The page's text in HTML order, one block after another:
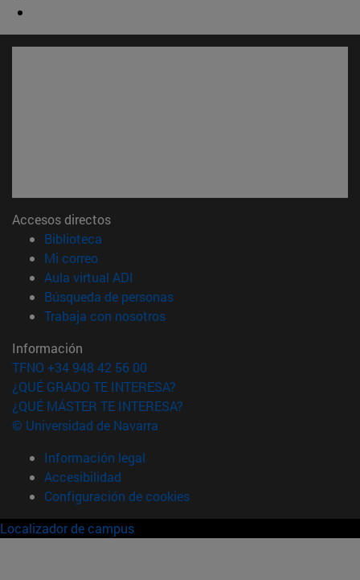
Accesos directos
Biblioteca
Mi correo(abre en nueva ventana)
Aula virtual ADI
Búsqueda de personas(abre en nueva ventana)
Trabaja con nosotros(abre en nueva ventana)
Información
TFNO +34 948 42 56 00
¿QUÉ GRADO TE INTERESA?
¿QUÉ MÁSTER TE INTERESA?
© Universidad de Navarra
Información legal
Accesibilidad
Configuración de cookies
Localizador de campus